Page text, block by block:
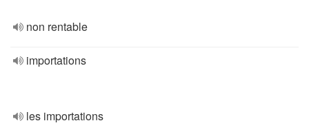
non rentable
importations
les importations